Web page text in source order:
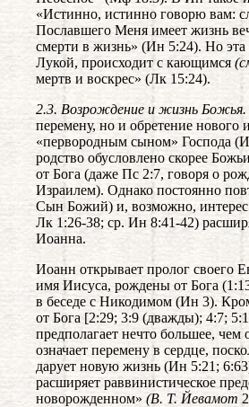
«Истинно, истинно говорю
Пославшего Меня имеет жизнь
смерти в жизнь» (Ин 5:24). Но
Лукой, происходит с кающимся
мертв и воскрес» (Лк 15:24).
2.3. Возрождение и жизнь Божья.
перемену, но и обретение нового
«первородным сыном» Господа
родство обусловлено скорее
от Бога (даже Пс 2:7, говоря о
Израилем). Однако постоянно
Сын Божий) и, возможно,
Лк 1:26-38; ср. Ин 8:41-42)
Иоанна.
Иоанн открывает пролог своего
имя Иисуса, рождены от Бога
в беседе с Никодимом (Ин 3).
от Бога [2:29; 3:9 (дважды); 4:7;
предполагает нечто большее,
означает перемену в сердце,
дарует новую жизнь (Ин 5:21;
расширяет раввинистическое
новорожденном» (В. Т. Йевамот